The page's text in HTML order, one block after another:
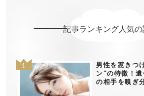
記事ランキング人気
男性を惹きつ
ン"の特徴！
の相手を嗅ぎ